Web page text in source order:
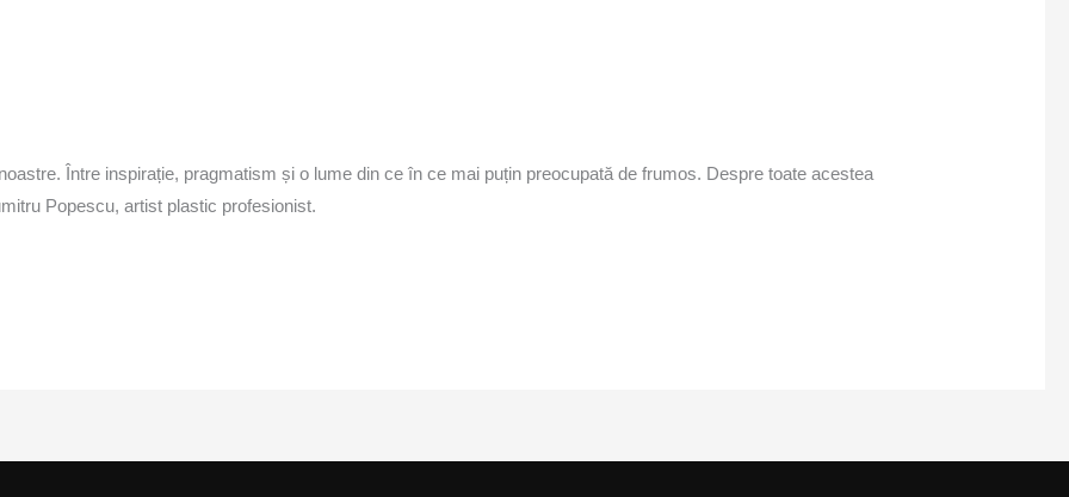
Între inspirație, pragmatism și o lume din ce în ce mai puțin preocupată de frumos. Despre toate acestea
Popescu, artist plastic profesionist.